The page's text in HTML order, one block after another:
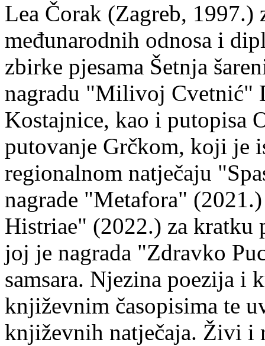
Lea Čorak (Zagreb,
međunarodnih odnosa i
zbirke pjesama Šetnja
nagradu "Milivoj Cvetnić"
Kostajnice, kao i putopisa
putovanje Grčkom, koji je
regionalnom natječaju
nagrade "Metafora"
Histriae" (2022.) za kratku
joj je nagrada "Zdravko
samsara. Njezina poezija i
književnim časopisima te
književnih natječaja. Živi i